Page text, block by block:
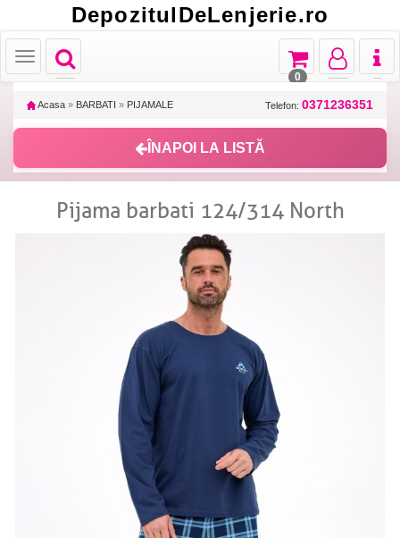
DepozitulDeLenjerie.ro
Toggle
navigation
Toggle
Toggle
navigation
Toggle
navigation
Toggle
navigation
0
Acasa » BARBATI » PIJAMALE Telefon: 0371236351
ÎNAPOI LA LISTĂ
Pijama barbati 124/314 North